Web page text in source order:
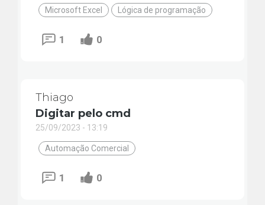
Microsoft Excel Lógica de programação
1 0
Thiago
Digitar pelo cmd
25/09/2023 - 13:19
Automação Comercial
1 0